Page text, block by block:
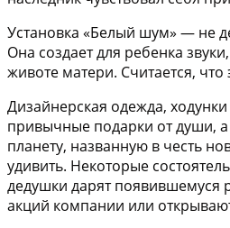
Установка «Белый шум» — не
Она создает для ребенка
животе матери. Считается, что
Дизайнерская одежда,
привычные подарки от души,
планету, названную в честь
удивить. Некоторые
дедушки дарят появившемуся
акций компании или